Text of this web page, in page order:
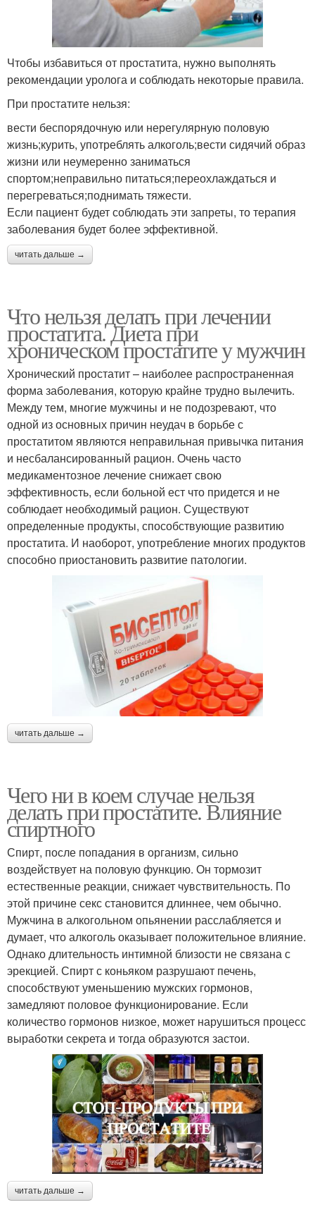
Чтобы избавиться от простатита, нужно выполнять
рекомендации уролога и соблюдать некоторые правила.
При простатите нельзя:
вести беспорядочную или нерегулярную половую
жизнь;курить, употреблять алкоголь;вести сидячий образ
жизни или неумеренно заниматься
спортом;неправильно питаться;переохлаждаться и
перегреваться;поднимать тяжести.
Если пациент будет соблюдать эти запреты, то терапия
заболевания будет более эффективной.
читать дальше →
Что нельзя делать при лечении
простатита. Диета при
хроническом простатите у мужчин
Хронический простатит – наиболее распространенная
форма заболевания, которую крайне трудно вылечить.
Между тем, многие мужчины и не подозревают, что
одной из основных причин неудач в борьбе с
простатитом являются неправильная привычка питания
и несбалансированный рацион. Очень часто
медикаментозное лечение снижает свою
эффективность, если больной ест что придется и не
соблюдает необходимый рацион. Существуют
определенные продукты, способствующие развитию
простатита. И наоборот, употребление многих продуктов
способно приостановить развитие патологии.
читать дальше →
Чего ни в коем случае нельзя
делать при простатите. Влияние
спиртного
Спирт, после попадания в организм, сильно
воздействует на половую функцию. Он тормозит
естественные реакции, снижает чувствительность. По
этой причине секс становится длиннее, чем обычно.
Мужчина в алкогольном опьянении расслабляется и
думает, что алкоголь оказывает положительное влияние.
Однако длительность интимной близости не связана с
эрекцией. Спирт с коньяком разрушают печень,
способствуют уменьшению мужских гормонов,
замедляют половое функционирование. Если
количество гормонов низкое, может нарушиться процесс
выработки секрета и тогда образуются застои.
читать дальше →